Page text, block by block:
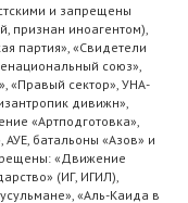
и запрещены
признан иноагентом),
партия», «Свидетели
союз»,
«Правый сектор», УНА-
дивижн»,
«Артподготовка»,
батальоны «Азов» и
«Движение
(ИГ, ИГИЛ),
«Аль-Каида в